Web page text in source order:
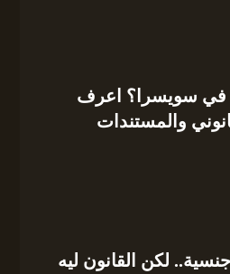
في سويسرا؟ اعرف
والمستندات
لكن القانون ليه